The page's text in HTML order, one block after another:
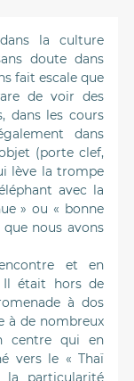
la culture
doute dans
fait escale que
de voir des
dans les cours
dans
(porte clef,
lève la trompe
avec la
» ou « bonne
nous avons
et en
Il était hors de
à dos
à de nombreux
centre qui en
vers le « Thaï
la particularité